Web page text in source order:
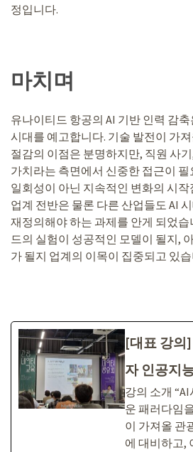
정입니다.
마치며
유나이티드 항공의 AI 기반 인력 감
시대를 예고합니다. 기술 발전이 가
절감의 이점은 분명하지만, 직원 사
가치라는 측면에서 신중한 접근이
일회성이 아닌 지속적인 변화의 시
업계 전반은 물론 다른 산업들도 AI
재정의해야 하는 과제를 안게 되었
드의 실험이 성공적인 모델이 될지,
가 될지 업계의 이목이 집중되고 있
[대표 강의
자 인공지
강의 소개
운 패러다임
이 가져올 관
에 대비하고,